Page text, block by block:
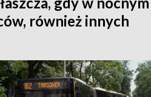
również innych